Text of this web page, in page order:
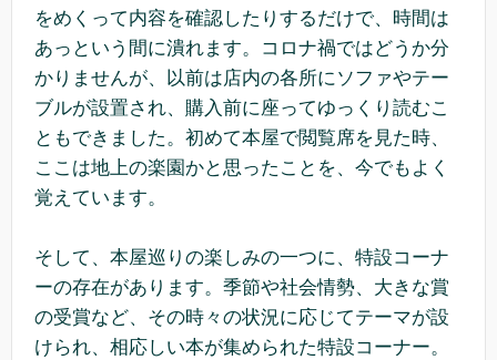
をめくって内容を確認したりするだけで、時間は
あっという間に潰れます。コロナ禍ではどうか分
かりませんが、以前は店内の各所にソファやテー
ブルが設置され、購入前に座ってゆっくり読むこ
ともできました。初めて本屋で閲覧席を見た時、
ここは地上の楽園かと思ったことを、今でもよく
覚えています。
そして、本屋巡りの楽しみの一つに、特設コーナ
ーの存在があります。季節や社会情勢、大きな賞
の受賞など、その時々の状況に応じてテーマが設
けられ、相応しい本が集められた特設コーナー。